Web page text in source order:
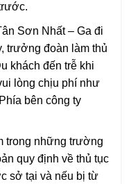
Sơn Nhất – Ga đi
trưởng đoàn làm thủ
khách đến trễ khi
lòng chịu phí như
bên công ty
trong những trường
quy định về thủ tục
sở tại và nếu bị từ